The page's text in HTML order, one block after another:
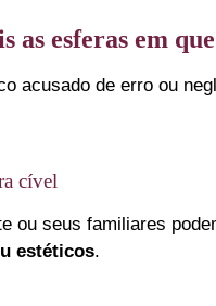
as esferas em
acusado de erro ou
cível
ou seus familiares
estéticos.